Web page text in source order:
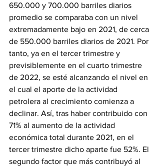
650.000 y 700.000 barriles diarios
promedio se comparaba con un nivel
extremadamente bajo en 2021, de cerca
de 550.000 barriles diarios de 2021. Por
tanto, ya en el tercer trimestre y
previsiblemente en el cuarto trimestre
de 2022, se esté alcanzando el nivel en
el cual el aporte de la actividad
petrolera al crecimiento comienza a
declinar. Así, tras haber contribuido con
71% al aumento de la actividad
económica total durante 2021, en el
tercer trimestre dicho aparte fue 52%. El
segundo factor que más contribuyó al